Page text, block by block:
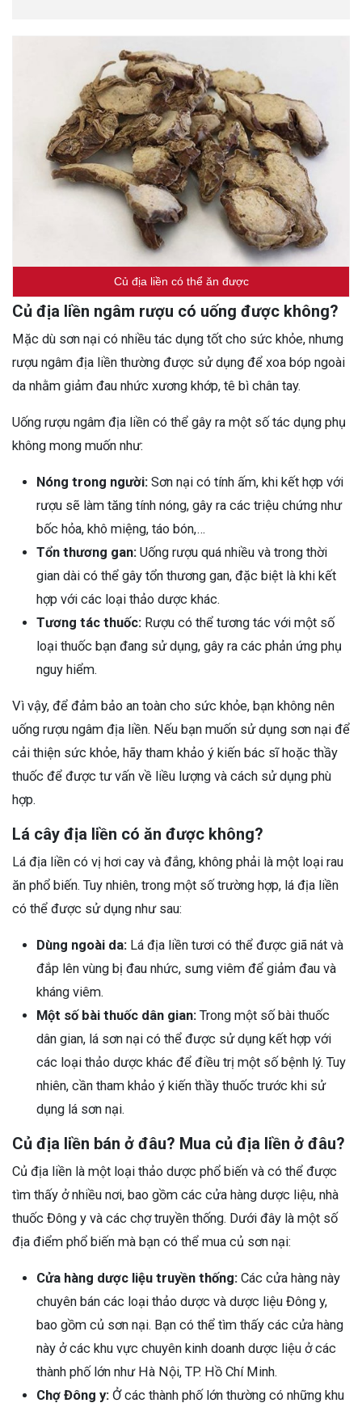
Củ địa liền có thể ăn được
Củ địa liền ngâm rượu có uống được không?
Mặc dù sơn nại có nhiều tác dụng tốt cho sức khỏe, nhưng
rượu ngâm địa liền thường được sử dụng để xoa bóp ngoài
da nhằm giảm đau nhức xương khớp, tê bì chân tay.
Uống rượu ngâm địa liền có thể gây ra một số tác dụng phụ
không mong muốn như:
Nóng trong người: Sơn nại có tính ấm, khi kết hợp với
rượu sẽ làm tăng tính nóng, gây ra các triệu chứng như
bốc hỏa, khô miệng, táo bón,…
Tổn thương gan: Uống rượu quá nhiều và trong thời
gian dài có thể gây tổn thương gan, đặc biệt là khi kết
hợp với các loại thảo dược khác.
Tương tác thuốc: Rượu có thể tương tác với một số
loại thuốc bạn đang sử dụng, gây ra các phản ứng phụ
nguy hiểm.
Vì vậy, để đảm bảo an toàn cho sức khỏe, bạn không nên
uống rượu ngâm địa liền. Nếu bạn muốn sử dụng sơn nại để
cải thiện sức khỏe, hãy tham khảo ý kiến bác sĩ hoặc thầy
thuốc để được tư vấn về liều lượng và cách sử dụng phù
hợp.
Lá cây địa liền có ăn được không?
Lá địa liền có vị hơi cay và đắng, không phải là một loại rau
ăn phổ biến. Tuy nhiên, trong một số trường hợp, lá địa liền
có thể được sử dụng như sau:
Dùng ngoài da: Lá địa liền tươi có thể được giã nát và
đắp lên vùng bị đau nhức, sưng viêm để giảm đau và
kháng viêm.
Một số bài thuốc dân gian: Trong một số bài thuốc
dân gian, lá sơn nại có thể được sử dụng kết hợp với
các loại thảo dược khác để điều trị một số bệnh lý. Tuy
nhiên, cần tham khảo ý kiến thầy thuốc trước khi sử
dụng lá sơn nại.
Củ địa liền bán ở đâu? Mua củ địa liền ở đâu?
Củ địa liền là một loại thảo dược phổ biến và có thể được
tìm thấy ở nhiều nơi, bao gồm các cửa hàng dược liệu, nhà
thuốc Đông y và các chợ truyền thống. Dưới đây là một số
địa điểm phổ biến mà bạn có thể mua củ sơn nại:
Cửa hàng dược liệu truyền thống: Các cửa hàng này
chuyên bán các loại thảo dược và dược liệu Đông y,
bao gồm củ sơn nại. Bạn có thể tìm thấy các cửa hàng
này ở các khu vực chuyên kinh doanh dược liệu ở các
thành phố lớn như Hà Nội, TP. Hồ Chí Minh.
Chợ Đông y: Ở các thành phố lớn thường có những khu